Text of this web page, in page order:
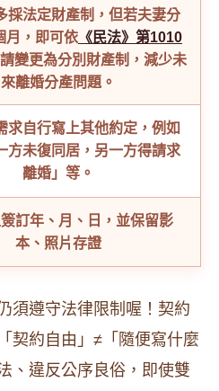
採法定財產制，但若夫妻分
月，即可依 《民法》第1010
變更為分別財產制，減少未
來離婚分產問題。
求自行寫上其他約定，例如
方未復同居，另一方得請求
離婚」等。
訂年、月、日，並保留影
本、照片存證
須遵守法律限制喔！契約
契約自由」≠「隨便寫什麼
、違反公序良俗，即使雙